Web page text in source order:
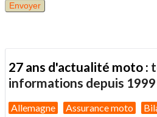
27 ans d'actualité moto :
informations depuis 1999
Allemagne Assurance moto